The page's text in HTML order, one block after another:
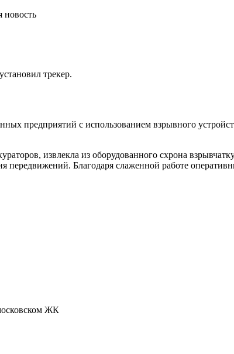
трекер.
предприятий с использованием взрывного
извлекла из оборудованного схрона
передвижений. Благодаря слаженной работе
ЖК